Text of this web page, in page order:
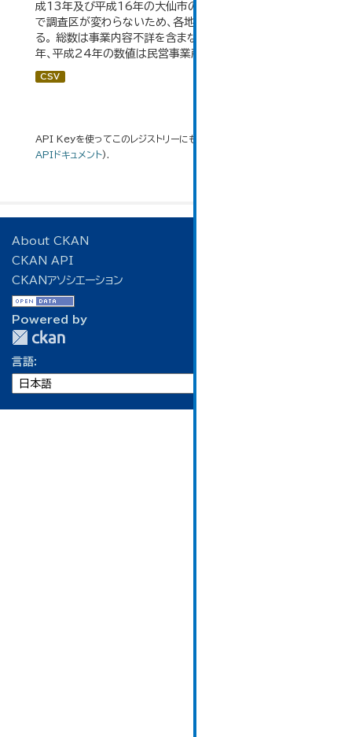
成13年及び平成16年の大仙市の数値は、合併前、合併後
で調査区が変わらないため、各地域の数値を合算してい
る。 総数は事業内容不詳を含まない。平成11年、平成16
年、平成24年の数値は民営事業所のみの数値。...
CSV
API Keyを使ってこのレジストリーにもアクセス可能です
APIドキュメント).
About CKAN
CKAN API
CKANアソシエーション
Powered by
言語